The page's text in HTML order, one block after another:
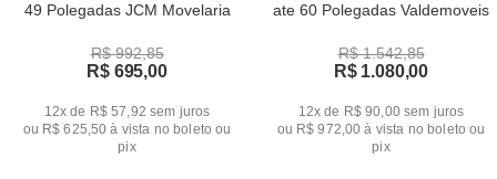
49 Polegadas JCM Movelaria
R$ 992,85
R$ 695,00
12x de R$ 57,92 sem juros
ou R$ 625,50 à vista no boleto ou
pix
ate 60 Polegadas Valdemoveis
R$ 1.542,85
R$ 1.080,00
12x de R$ 90,00 sem juros
ou R$ 972,00 à vista no boleto ou
pix